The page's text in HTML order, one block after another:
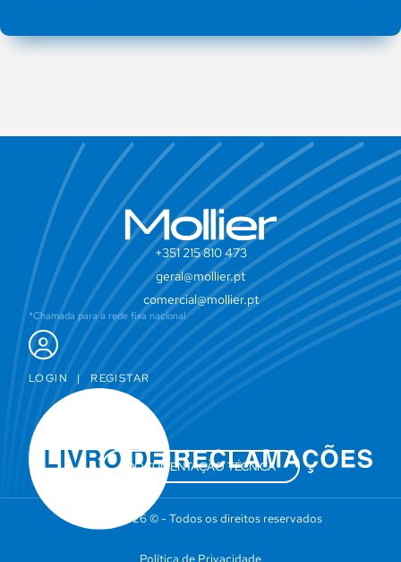
+351 215 810 473
geral@mollier.pt
comercial@mollier.pt
*Chamada para a rede fixa nacional
LOGIN |REGISTAR
DOCUMENTAÇÃO TÉCNICA
Mollier 2026 © - Todos os direitos reservados
Política de Privacidade